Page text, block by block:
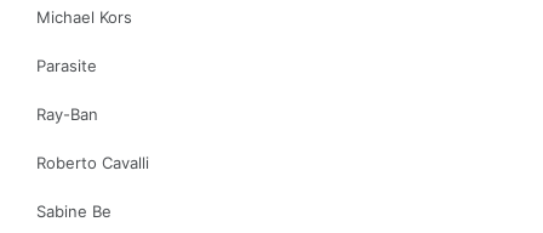
Michael Kors
Parasite
Ray-Ban
Roberto Cavalli
Sabine Be